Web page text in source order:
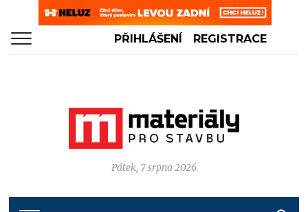
PŘIHLÁŠENÍ REGISTRACE
Pátek, 7 srpna 2026